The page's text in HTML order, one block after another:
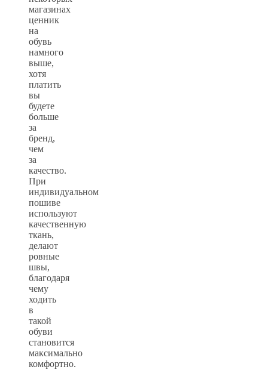
магазинах
ценник
на
обувь
намного
выше,
хотя
платить
вы
будете
больше
за
бренд,
чем
за
качество.
При
индивидуальном
пошиве
используют
качественную
ткань,
делают
ровные
швы,
благодаря
чему
ходить
в
такой
обуви
становится
максимально
комфортно.